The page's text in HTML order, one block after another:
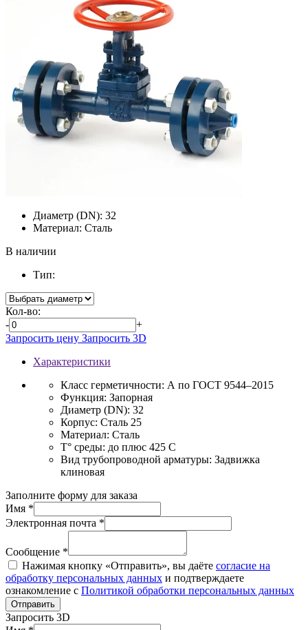
Диаметр (DN): 32
Материал: Сталь
В наличии
Тип:
Кол-во:
-
+
Запросить цену Запросить 3D
Характеристики
Класс герметичности: А по ГОСТ 9544–2015
Функция: Запорная
Диаметр (DN): 32
Корпус: Сталь 25
Материал: Сталь
T° среды: до плюс 425 С
Вид трубопроводной арматуры: Задвижка
клиновая
Заполните форму для заказа
Имя *
Электронная почта *
Сообщение *
Нажимая кнопку «Отправить», вы даёте согласие на
обработку персональных данных и подтверждаете
ознакомление с Политикой обработки персональных данных
Отправить
Запросить 3D